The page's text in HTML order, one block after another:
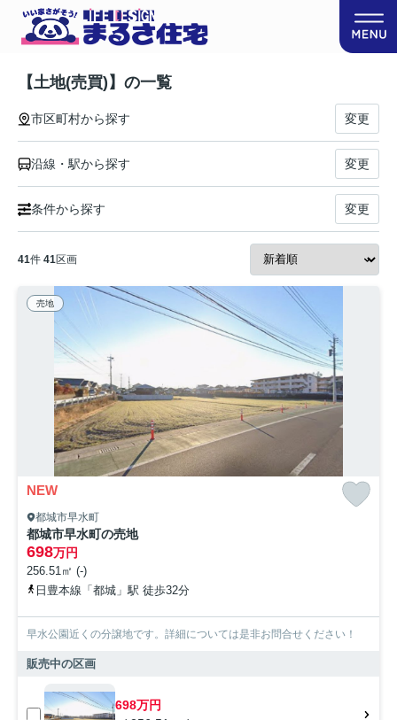
【土地(売買)】の一覧
市区町村から探す 変更
沿線・駅から探す 変更
条件から探す 変更
41件 41区画
売地
NEW
都城市早水町
都城市早水町の売地
698万円
256.51㎡ (-)
日豊本線「都城」駅 徒歩32分
早水公園近くの分譲地です。詳細については是非お問合せください！
販売中の区画
698万円